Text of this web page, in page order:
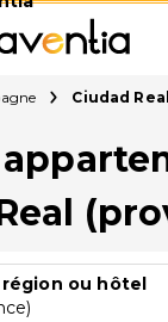
Ciudad
ou hôtel